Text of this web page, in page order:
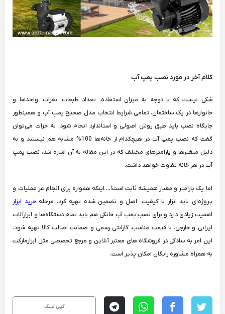
کلام آخر در مورد نصب پمپ آب
شکی نیست که با توجه به میزان استفاده، تعداد طبقات، نفرات، واحدها و
خانوارها در یک ساختمان، تمامی شرایط انتخاب مدل صحیح پمپ آب و همینطور
جایگاه نصب باید طبق روش اصولی و استاندارد انجام شود. به جرات می‌توان
گفت که نصب پمپ آب در هیچکدام از خانه‌ها 100% مشابه هم نیستند و به
دلیل متغیرها و پارامترهای مختلف که در این مقاله به آن اشاره شد، نصب پمپ
آب در هر خانه تفاوت خواهد داشت.
اما یک پارامتر و معیار همیشه ثابت است!... اینکه همواره برای انجام عر عملیات و
پروژه‌ای باید ابزار با کیفیت، اصل و تضمین شده تهیه کرد. مرحلهخرید ابزار
اهمیت زیادی دارد و برای نصب پمپ آب خانگی هم باید تمام دستگاه‌ها و ابزارآلات
ایرانی و خارجی، با قیمت مناسب، گارانتی رسمی و ضمانت اصالت کالا تهیه شود.
این امر به سادگی در فروشگاه های معتبر آنلاین و مرجع تخصصی مثل ابزارمارکت
به همراه مشاوره رایگان امکان پذیر است.
twitter
whatsapp
telegram کپی لینک